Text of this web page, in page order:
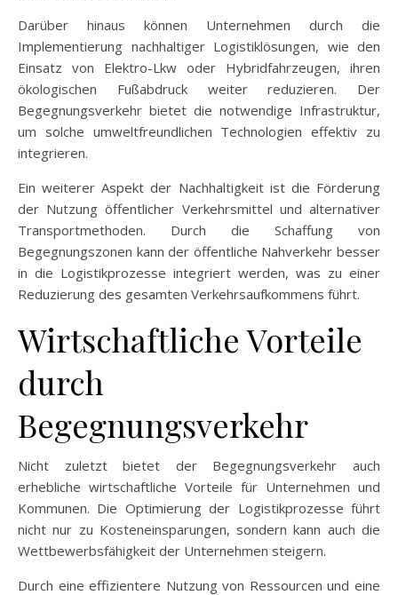
Darüber hinaus können Unternehmen durch die
Implementierung nachhaltiger Logistiklösungen, wie den
Einsatz von Elektro-Lkw oder Hybridfahrzeugen, ihren
ökologischen Fußabdruck weiter reduzieren. Der
Begegnungsverkehr bietet die notwendige Infrastruktur,
um solche umweltfreundlichen Technologien effektiv zu
integrieren.
Ein weiterer Aspekt der Nachhaltigkeit ist die Förderung
der Nutzung öffentlicher Verkehrsmittel und alternativer
Transportmethoden. Durch die Schaffung von
Begegnungszonen kann der öffentliche Nahverkehr besser
in die Logistikprozesse integriert werden, was zu einer
Reduzierung des gesamten Verkehrsaufkommens führt.
Wirtschaftliche Vorteile
durch
Begegnungsverkehr
Nicht zuletzt bietet der Begegnungsverkehr auch
erhebliche wirtschaftliche Vorteile für Unternehmen und
Kommunen. Die Optimierung der Logistikprozesse führt
nicht nur zu Kosteneinsparungen, sondern kann auch die
Wettbewerbsfähigkeit der Unternehmen steigern.
Durch eine effizientere Nutzung von Ressourcen und eine